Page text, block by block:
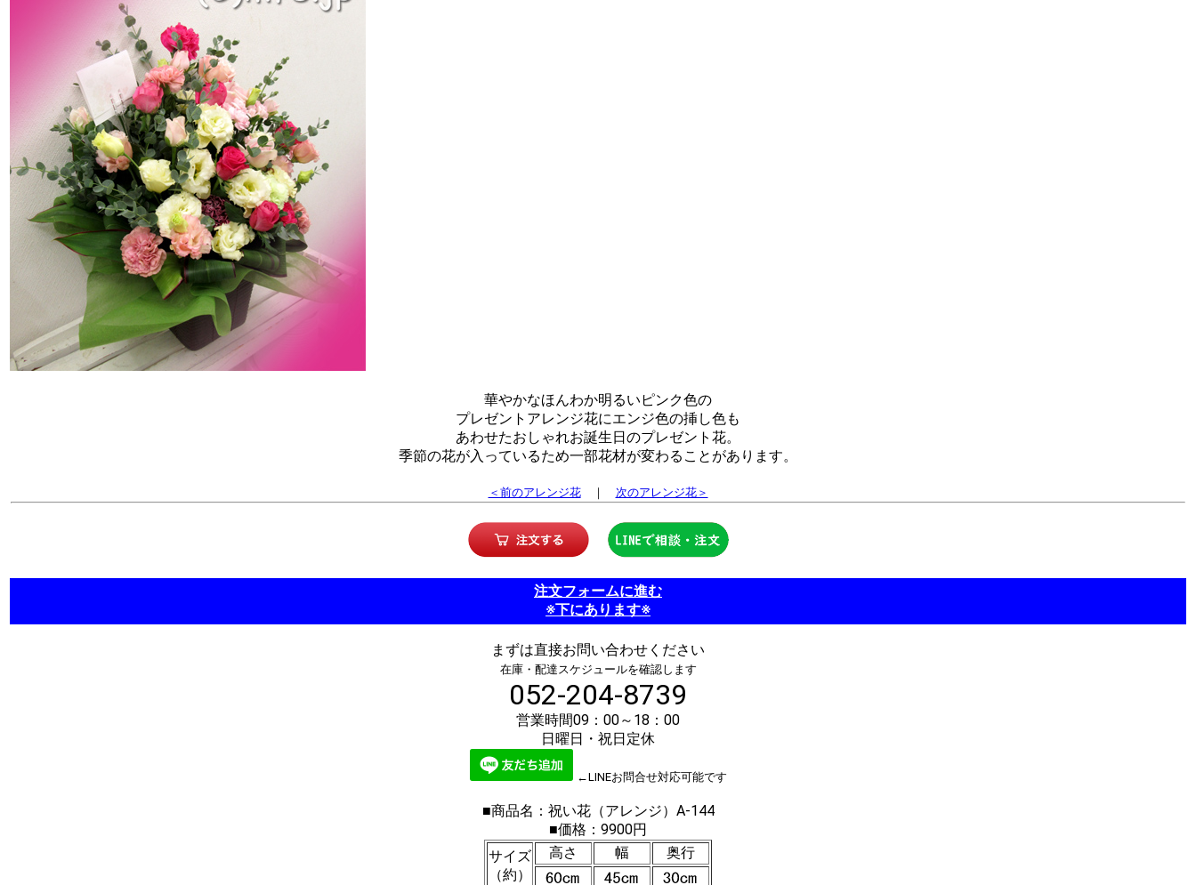
華やかなほんわか明るいピンク色の
プレゼントアレンジ花にエンジ色の挿し色も
あわせたおしゃれお誕生日のプレゼント花。
季節の花が入っているため一部花材が変わることがあります。
＜前のアレンジ花｜ 次のアレンジ花＞
注文フォームに進む
※下にあります※
まずは直接お問い合わせください
在庫・配達スケジュールを確認します
052-204-8739
営業時間09：00～18：00
日曜日・祝日定休
←LINEお問合せ対応可能です
■商品名：祝い花（アレンジ）A-144
■価格：9900円
サイズ
（約）
高さ 幅 奥行